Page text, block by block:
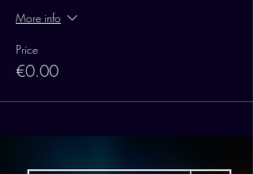
More info
Price
€0.00